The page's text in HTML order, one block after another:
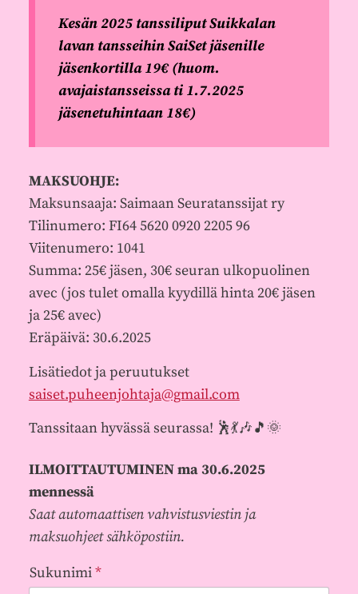
Kesän 2025 tanssiliput Suikkalan
lavan tansseihin SaiSet jäsenille
jäsenkortilla 19€ (huom.
avajaistansseissa ti 1.7.2025
jäsenetuhintaan 18€)
MAKSUOHJE:
Maksunsaaja: Saimaan Seuratanssijat ry
Tilinumero: FI64 5620 0920 2205 96
Viitenumero: 1041
Summa: 25€ jäsen, 30€ seuran ulkopuolinen
avec (jos tulet omalla kyydillä hinta 20€ jäsen
ja 25€ avec)
Eräpäivä: 30.6.2025
Lisätiedot ja peruutukset
saiset.puheenjohtaja@gmail.com
Tanssitaan hyvässä seurassa! 🕺💃🎶🎵🌞
ILMOITTAUTUMINEN ma 30.6.2025
mennessä
Saat automaattisen vahvistusviestin ja
maksuohjeet sähköpostiin.
Sukunimi*